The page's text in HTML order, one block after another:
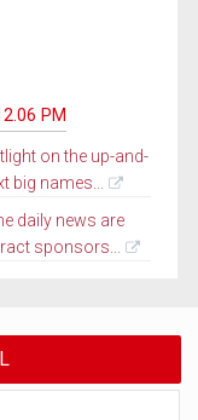
PM
on the up-and-
big names...
daily news are
sponsors...